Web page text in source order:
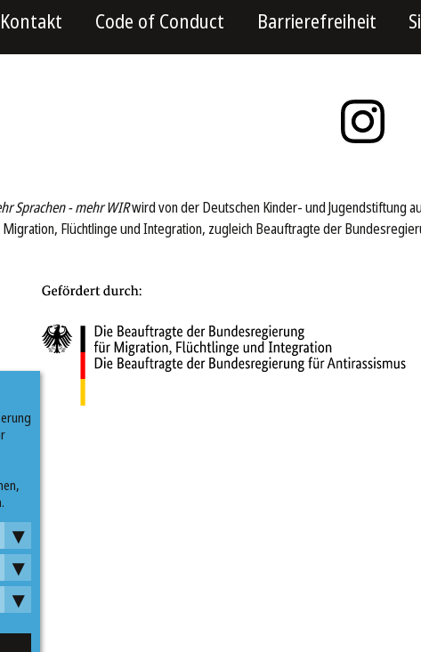
Kontakt Code of Conduct Barrierefreiheit
Sprachen - mehr WIRwird von der Deutschen Kinder- und Jugendstiftung
Flüchtlinge und Integration, zugleich Beauftragte der
▾
▾
▾